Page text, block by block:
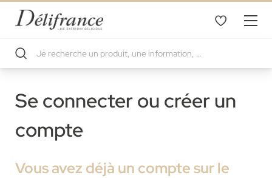
Se connecter ou créer un
compte
Vous avez déjà un compte sur le